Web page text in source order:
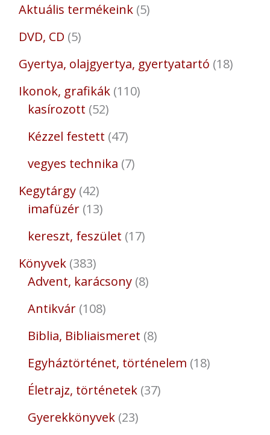
Aktuális termékeink 5
DVD, CD 5
Gyertya, olajgyertya, gyertyatartó 18
Ikonok, grafikák 110
kasírozott 52
Kézzel festett 47
vegyes technika 7
Kegytárgy 42
imafüzér 13
kereszt, feszület 17
Könyvek 383
Advent, karácsony 8
Antikvár 108
Biblia, Bibliaismeret 8
Egyháztörténet, történelem 18
Életrajz, történetek 37
Gyerekkönyvek 23